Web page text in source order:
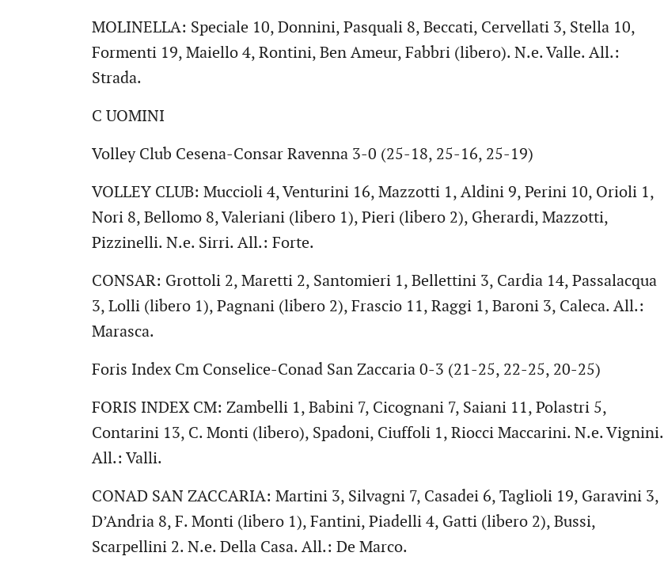
MOLINELLA: Speciale 10, Donnini, Pasquali 8, Beccati, Cervellati 3, Stella 10,
Formenti 19, Maiello 4, Rontini, Ben Ameur, Fabbri (libero). N.e. Valle. All.:
Strada.
C UOMINI
Volley Club Cesena-Consar Ravenna 3-0 (25-18, 25-16, 25-19)
VOLLEY CLUB: Muccioli 4, Venturini 16, Mazzotti 1, Aldini 9, Perini 10, Orioli 1,
Nori 8, Bellomo 8, Valeriani (libero 1), Pieri (libero 2), Gherardi, Mazzotti,
Pizzinelli. N.e. Sirri. All.: Forte.
CONSAR: Grottoli 2, Maretti 2, Santomieri 1, Bellettini 3, Cardia 14, Passalacqua
3, Lolli (libero 1), Pagnani (libero 2), Frascio 11, Raggi 1, Baroni 3, Caleca. All.:
Marasca.
Foris Index Cm Conselice-Conad San Zaccaria 0-3 (21-25, 22-25, 20-25)
FORIS INDEX CM: Zambelli 1, Babini 7, Cicognani 7, Saiani 11, Polastri 5,
Contarini 13, C. Monti (libero), Spadoni, Ciuffoli 1, Riocci Maccarini. N.e. Vignini.
All.: Valli.
CONAD SAN ZACCARIA: Martini 3, Silvagni 7, Casadei 6, Taglioli 19, Garavini 3,
D’Andria 8, F. Monti (libero 1), Fantini, Piadelli 4, Gatti (libero 2), Bussi,
Scarpellini 2. N.e. Della Casa. All.: De Marco.